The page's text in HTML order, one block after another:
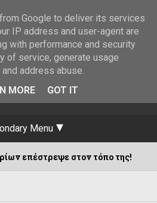
Menu
στον τόπο της! 08/08/
Google to deliver its services
IP address and user-agent are
with performance and security
of service, generate usage
address abuse.
MORE
GOT IT